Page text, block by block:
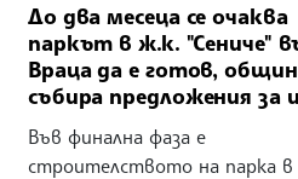
До два месеца се очаква
паркът в ж.к. "Сениче"
Враца да е готов,
събира предложения за
Във финална фаза е
строителството на парка в